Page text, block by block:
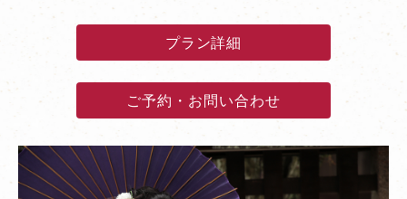
プラン詳細
ご予約・お問い合わせ